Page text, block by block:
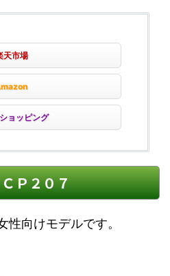
天市場
ョッピング
Ｐ２０７
性向けモデルです。